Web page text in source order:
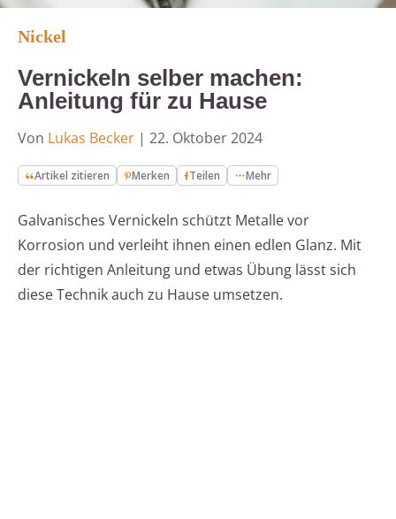
Nickel
Vernickeln selber machen:
Anleitung für zu Hause
Von Lukas Becker | 22. Oktober 2024
Artikel zitieren Merken Teilen Mehr
Galvanisches Vernickeln schützt Metalle vor
Korrosion und verleiht ihnen einen edlen Glanz. Mit
der richtigen Anleitung und etwas Übung lässt sich
diese Technik auch zu Hause umsetzen.